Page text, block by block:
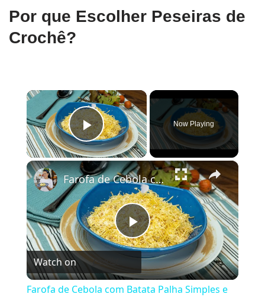
Por que Escolher Peseiras de
Crochê?
×
Play Video
Now Playing
×
Play
Video
Farofa de Cebola com Batata Palha Simples e Crocante
Watch on
Farofa de Cebola com Batata Palha Simples e